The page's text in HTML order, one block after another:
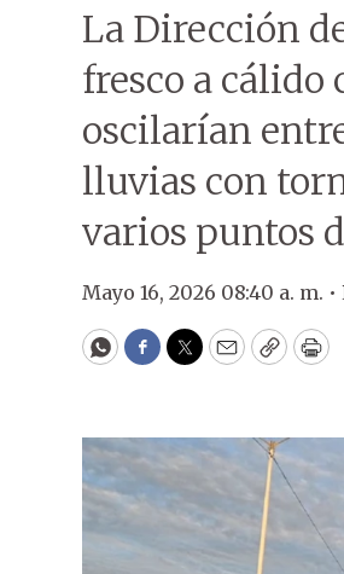
La Dirección
fresco a
oscilarían
lluvias con
varios puntos
Mayo 16, 2026 08:40 a. m. •
WhatsApp
Facebook
Twitter
EmailCopy